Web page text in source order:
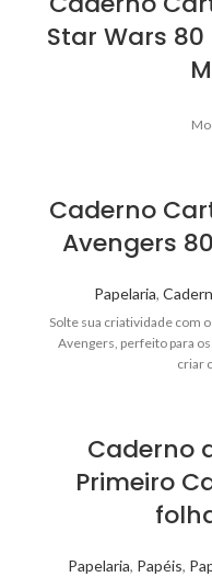
Star Wars
Caderno
Avengers
Papelaria,
Solte sua criatividade com
Avengers, perfeito para
criar
Caderno
Primeiro
Papelaria, Papéis,